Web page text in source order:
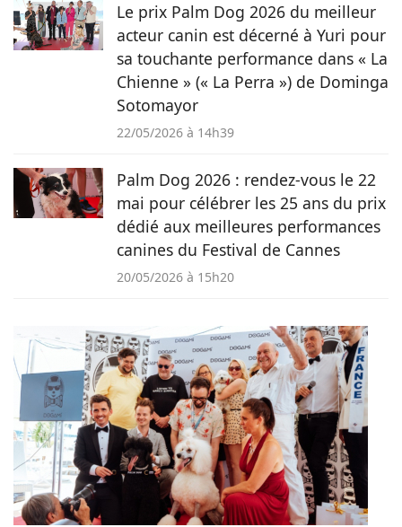
Le prix Palm Dog 2026 du meilleur
acteur canin est décerné à Yuri pour
sa touchante performance dans « La
Chienne » (« La Perra ») de Dominga
Sotomayor
22/05/2026 à 14h39
Palm Dog 2026 : rendez-vous le 22
mai pour célébrer les 25 ans du prix
dédié aux meilleures performances
canines du Festival de Cannes
20/05/2026 à 15h20